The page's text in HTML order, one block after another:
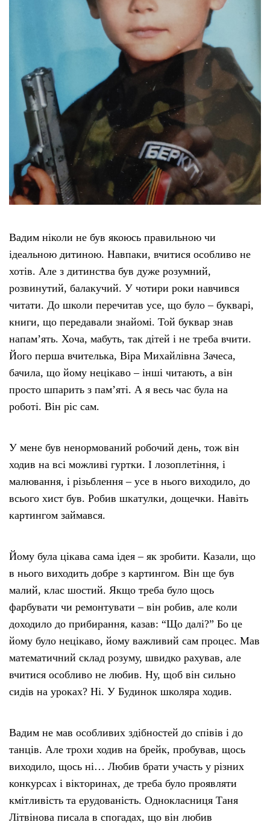
Вадим ніколи не був якоюсь правильною чи
ідеальною дитиною. Навпаки, вчитися особливо не
хотів. Але з дитинства був дуже розумний,
розвинутий, балакучий. У чотири роки навчився
читати. До школи перечитав усе, що було – букварі,
книги, що передавали знайомі. Той буквар знав
напам’ять. Хоча, мабуть, так дітей і не треба вчити.
Його перша вчителька, Віра Михайлівна Зачеса,
бачила, що йому нецікаво – інші читають, а він
просто шпарить з пам’яті. А я весь час була на
роботі. Він ріс сам.
У мене був ненормований робочий день, тож він
ходив на всі можливі гуртки. І лозоплетіння, і
малювання, і різьблення – усе в нього виходило, до
всього хист був. Робив шкатулки, дощечки. Навіть
картингом займався.
Йому була цікава сама ідея – як зробити. Казали, що
в нього виходить добре з картингом. Він ще був
малий, клас шостий. Якщо треба було щось
фарбувати чи ремонтувати – він робив, але коли
доходило до прибирання, казав: “Що далі?” Бо це
йому було нецікаво, йому важливий сам процес. Мав
математичний склад розуму, швидко рахував, але
вчитися особливо не любив. Ну, щоб він сильно
сидів на уроках? Ні. У Будинок школяра ходив.
Вадим не мав особливих здібностей до співів і до
танців. Але трохи ходив на брейк, пробував, щось
виходило, щось ні… Любив брати участь у різних
конкурсах і вікторинах, де треба було проявляти
кмітливість та ерудованість. Однокласниця Таня
Літвінова писала в спогадах, що він любив